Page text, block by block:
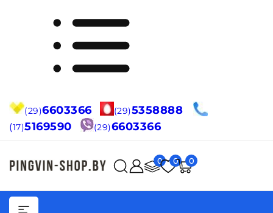
(29)6603366 (29)5358888
(17)5169590 (29)6603366
0 0 0